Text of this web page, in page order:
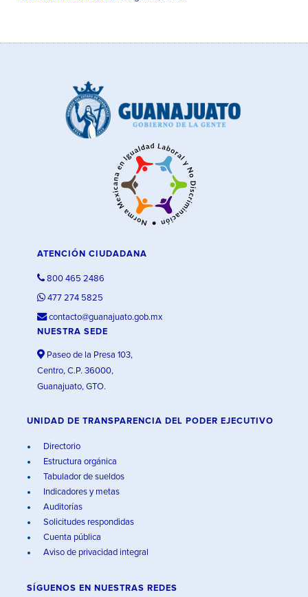
ATENCIÓN CIUDADANA
800 465 2486
477 274 5825
contacto@guanajuato.gob.mx
NUESTRA SEDE
Paseo de la Presa 103,
Centro, C.P. 36000,
Guanajuato, GTO.
UNIDAD DE TRANSPARENCIA DEL PODER EJECUTIVO
Directorio
Estructura orgánica
Tabulador de sueldos
Indicadores y metas
Auditorías
Solicitudes respondidas
Cuenta pública
Aviso de privacidad integral
SÍGUENOS EN NUESTRAS REDES